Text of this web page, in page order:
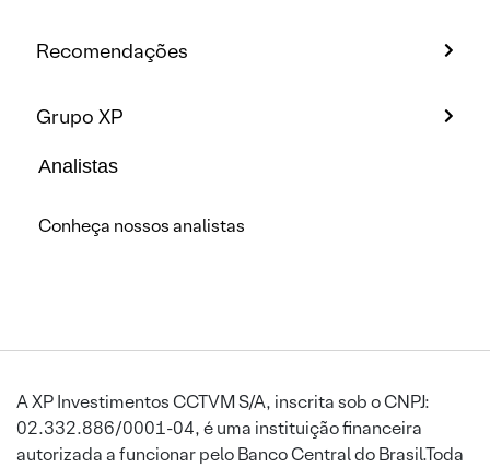
Recomendações
Grupo XP
Analistas
Conheça nossos analistas
A XP Investimentos CCTVM S/A, inscrita sob o CNPJ:
02.332.886/0001-04, é uma instituição financeira
autorizada a funcionar pelo Banco Central do Brasil.Toda